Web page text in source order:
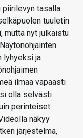
piirilevyn tasalla
tuuletin
mutta nyt julkaistu
lyhyeksi ja
ilmaa vapaasti
olla selvästi
perinteiset
näkyy
järjestelmä,